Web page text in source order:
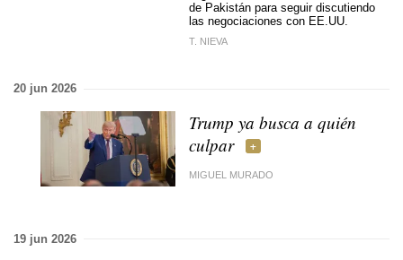
de Pakistán para seguir discutiendo
las negociaciones con EE.UU.
T. NIEVA
20 jun 2026
Trump ya busca a quién
culpar
MIGUEL MURADO
19 jun 2026